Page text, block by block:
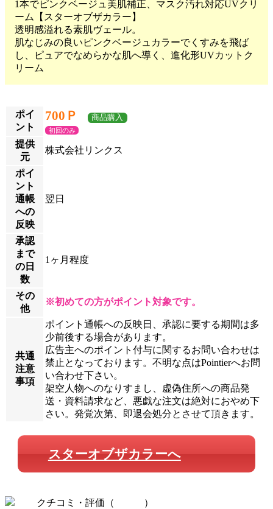
1本でピンクベージュ美肌補正、マスク汚れ対応UVクリ
ーム【スターオブザカラー】
透明感溢れる素肌ヴェール。
肌なじみの良いピンクベージュカラーでくすみを飛ば
し、ピュアでなめらかな肌へ導く、進化形UVカットク
リーム
ポイ
ント
700Ｐ 商品購入
初回のみ
提供
元
株式会社リンクス
ポイ
ント
通帳
への
反映
翌日
承認
まで
の日
数
1ヶ月程度
その
他
※初めての方がポイント対象です。
共通
注意
事項
ポイント通帳への反映日、承認に要する期間は多
少前後する場合があります。
広告主へのポイント付与に関するお問い合わせは
禁止となっております。不明な点はPointierへお問
い合わせ下さい。
架空人物へのなりすまし、虚偽住所への商品発
送・資料請求など、悪戯な注文は絶対におやめ下
さい。発覚次第、即退会処分とさせて頂きます。
スターオブザカラーへ
クチコミ・評価（
）